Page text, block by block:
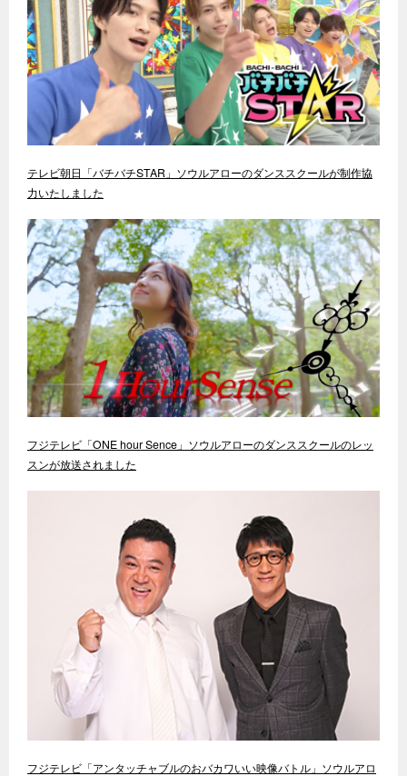
テレビ朝日「バチバチSTAR」ソウルアローのダンススクールが制作協
力いたしました
フジテレビ「ONE hour Sence」ソウルアローのダンススクールのレッ
スンが放送されました
フジテレビ「アンタッチャブルのおバカワいい映像バトル」ソウルアロ